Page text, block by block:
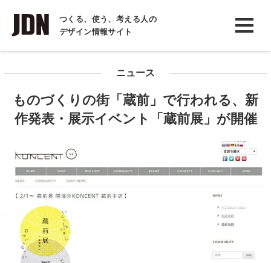
つくる、使う、考える人の
デザイン情報サイト
INTERVIEW
インタビュー
COLUMN
ニュース
ものづくりの街「蔵前」で行われる、新
作発表・展示イベント「蔵前展」が開催